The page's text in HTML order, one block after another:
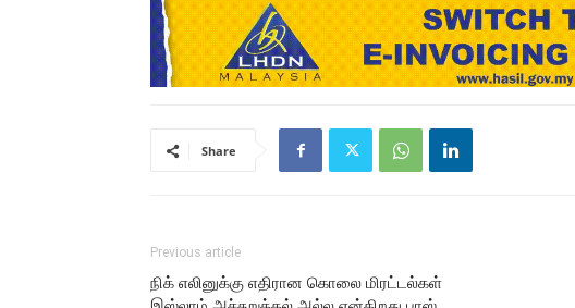
Share
Previous article
நிக் எலினுக்கு எதிரான கொலை மிரட்டல்கள்